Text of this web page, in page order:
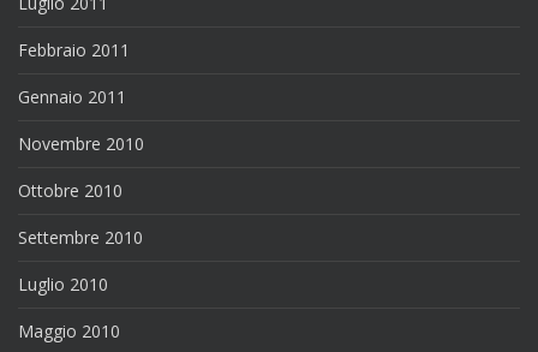
Febbraio 2011
Gennaio 2011
Novembre 2010
Ottobre 2010
Settembre 2010
Luglio 2010
Maggio 2010